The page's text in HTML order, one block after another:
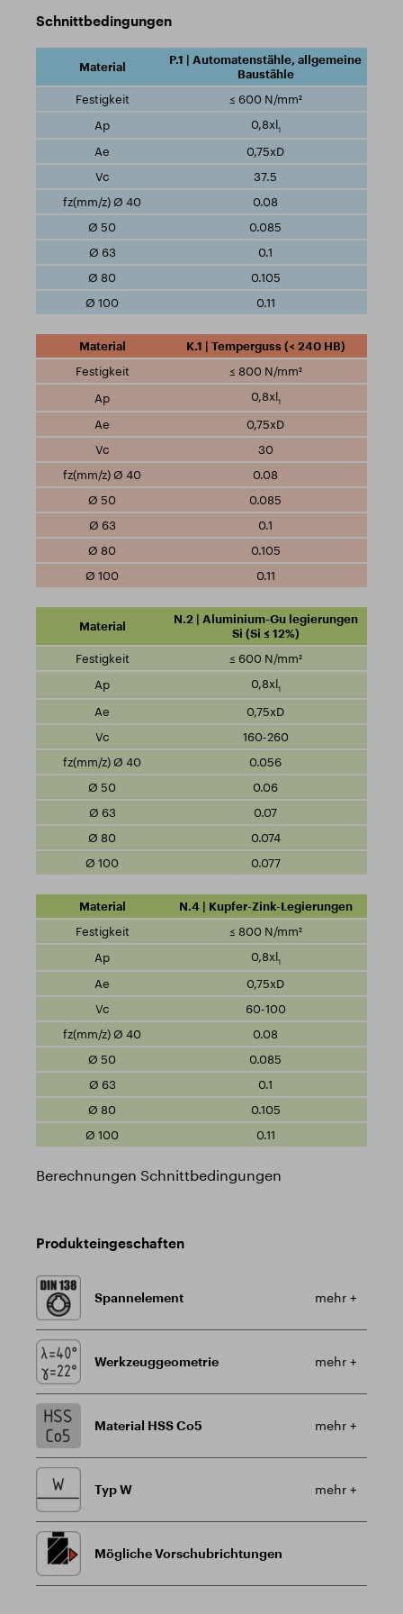
Schnittbedingungen
P.1 | Automatenstähle, allgemeine
Baustähle
≤ 600 N/mm²
0,8xl1
0,75xD
37.5
0.08
0.085
0.1
0.105
0.11
K.1 | Temperguss (< 240 HB)
≤ 800 N/mm²
0,8xl1
0,75xD
30
0.08
0.085
0.1
0.105
0.11
N.2 | Aluminium-Gu legierungen
Si (Si ≤ 12%)
≤ 600 N/mm²
0,8xl1
0,75xD
160-260
0.056
0.06
0.07
0.074
0.077
N.4 | Kupfer-Zink-Legierungen
≤ 800 N/mm²
0,8xl1
0,75xD
60-100
0.08
0.085
0.1
0.105
0.11
Berechnungen Schnittbedingungen
Produkteingeschaften
Spannelement mehr +
Werkzeuggeometrie mehr +
Material HSS Co5 mehr +
Typ W mehr +
Mögliche Vorschubrichtungen